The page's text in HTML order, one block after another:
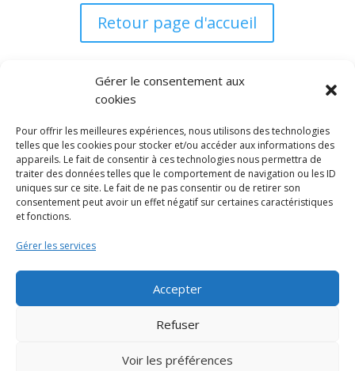
Gérer le consentement aux
cookies
Pour offrir les meilleures expériences, nous utilisons des technologies
telles que les cookies pour stocker et/ou accéder aux informations des
appareils. Le fait de consentir à ces technologies nous permettra de
traiter des données telles que le comportement de navigation ou les ID
uniques sur ce site. Le fait de ne pas consentir ou de retirer son
consentement peut avoir un effet négatif sur certaines caractéristiques
et fonctions.
Gérer les services
Accepter
Refuser
Voir les préférences
Retour page d'accueil
© 2022-2026www.tousabloc-